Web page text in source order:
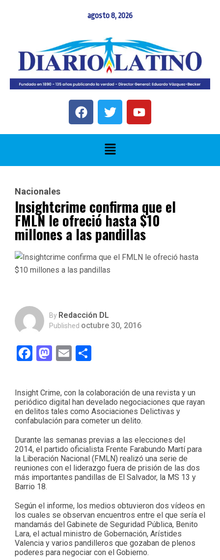
agosto 8, 2026
Nacionales
Insightcrime confirma que el
FMLN le ofreció hasta $10
millones a las pandillas
By Redacción DL
Published octubre 30, 2016
Facebook
Mastodon
Email
Insight Crime, con la colaboración de una revista y un
periódico digital han develado negociaciones que rayan
en delitos tales como Asociaciones Delictivas y
confabulación para cometer un delito.
Durante las semanas previas a las elecciones del
2014, el partido oficialista Frente Farabundo Martí para
la Liberación Nacional (FMLN) realizó una serie de
reuniones con el liderazgo fuera de prisión de las dos
más importantes pandillas de El Salvador, la MS 13 y
Barrio 18.
Según el informe, los medios obtuvieron dos vídeos en
los cuales se observan encuentros entre el que sería el
mandamás del Gabinete de Seguridad Pública, Benito
Lara, el actual ministro de Gobernación, Arístides
Valencia y varios pandilleros que gozaban de plenos
poderes para negociar con el Gobierno.